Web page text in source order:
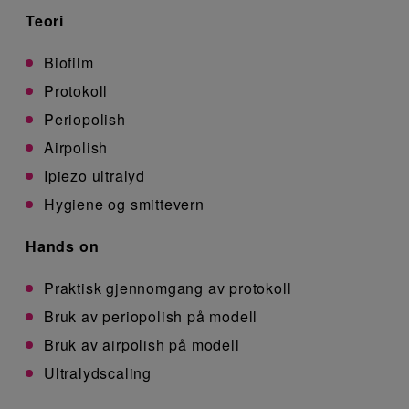
Teori
Biofilm
Protokoll
Periopolish
Airpolish
Ipiezo ultralyd
Hygiene og smittevern
Hands on
Praktisk gjennomgang av protokoll
Bruk av periopolish på modell
Bruk av airpolish på modell
Ultralydscaling